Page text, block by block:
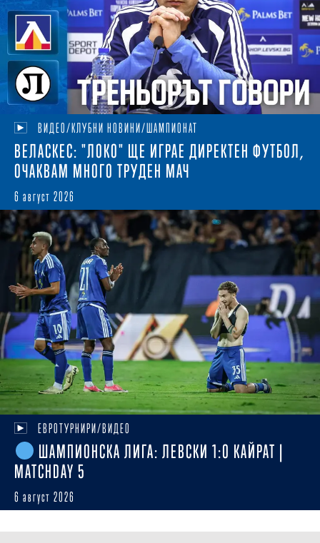
ВИДЕО/КЛУБНИ НОВИНИ/ШАМПИОНАТ
ВЕЛАСКЕС: "ЛОКО" ЩЕ ИГРАЕ ДИРЕКТЕН ФУТБОЛ,
ОЧАКВАМ МНОГО ТРУДЕН МАЧ
6 август 2026
ЕВРОТУРНИРИ/ВИДЕО
ШАМПИОНСКА ЛИГА: ЛЕВСКИ 1:0 КАЙРАТ |
MATCHDAY 5
6 август 2026